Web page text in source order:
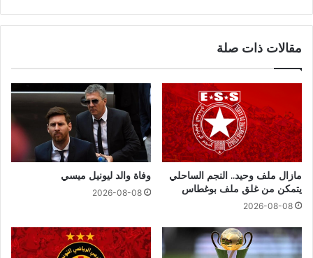
مقالات ذات صلة
مازال ملف وحيد.. النجم الساحلي
يتمكن من غلق ملف بوغطاس
2026-08-08
وفاة والد ليونيل ميسي
2026-08-08